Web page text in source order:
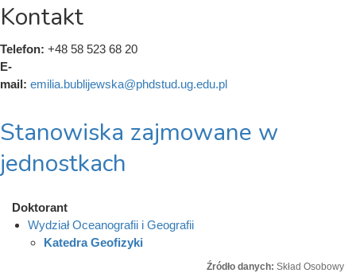
Kontakt
Telefon: +48 58 523 68 20
E-
mail: emilia.bublijewska@phdstud.ug.edu.pl
Stanowiska zajmowane w
jednostkach
Doktorant
Wydział Oceanografii i Geografii
Katedra Geofizyki
Źródło danych: Skład Osobowy